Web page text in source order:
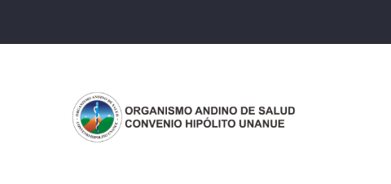
al